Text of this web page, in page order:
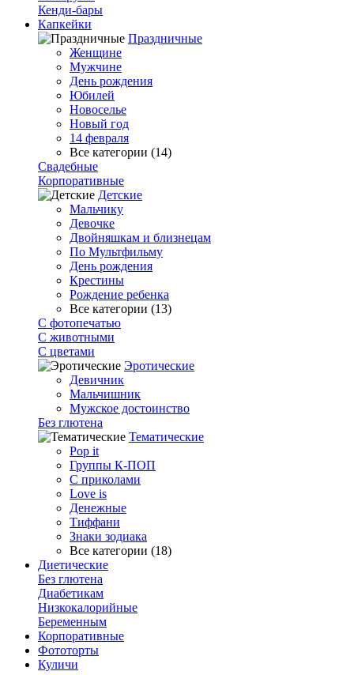
Кенди-бары
Капкейки
Праздничные
Женщине
Мужчине
День рождения
Юбилей
Новоселье
Новый год
14 февраля
Все категории (14)
Свадебные
Корпоративные
Детские
Мальчику
Девочке
Двойняшкам и близнецам
По Мультфильму
День рождения
Крестины
Рождение ребенка
Все категории (13)
С фотопечатью
C животными
С цветами
Эротические
Девичник
Мальчишник
Мужское достоинство
Без глютена
Тематические
Pop it
Группы К-ПОП
С приколами
Love is
Денежные
Тиффани
Знаки зодиака
Все категории (18)
Диетические
Без глютена
Диабетикам
Низкокалорийные
Беременным
Корпоративные
Фототорты
Куличи